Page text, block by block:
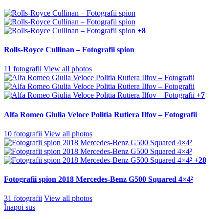
+8
Rolls-Royce Cullinan – Fotografii spion
11 fotografii View all photos
+7
Alfa Romeo Giulia Veloce Politia Rutiera Ilfov – Fotografii
10 fotografii View all photos
+28
Fotografii spion 2018 Mercedes-Benz G500 Squared 4×4²
31 fotografii View all photos
Înapoi sus